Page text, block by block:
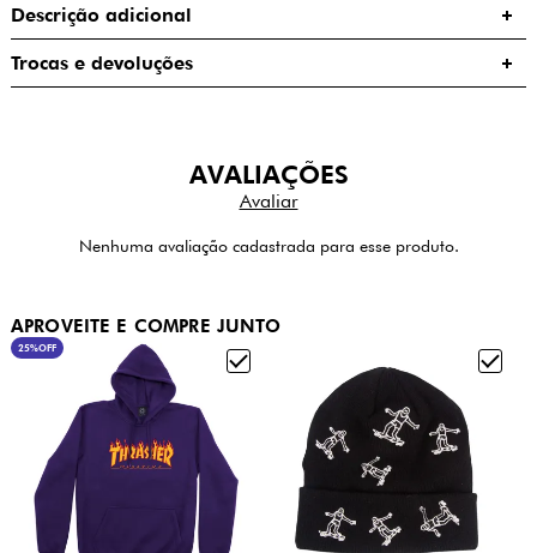
Descrição adicional
Trocas e devoluções
AVALIAÇÕES
Nenhuma avaliação cadastrada para esse produto.
APROVEITE E COMPRE JUNTO
25%OFF